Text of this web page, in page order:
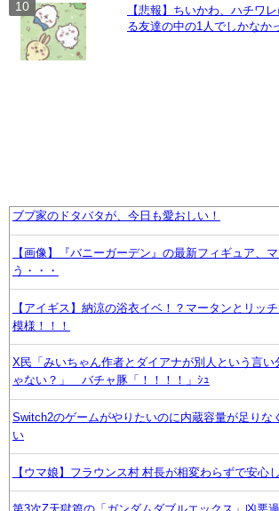
【悲報】ちいかわ、ハチワ
る友達の中の1人でしかなか
ブブ家のドタバタが、今日も愛おしい！
【画像】『バニーガーデン』の最新フィギュア、
う・・・
【アイギス】納涼の浴衣イベ！？マータンとリッ
模様！！！
X民「みいちゃん作者とダイアナが別人という言い
ゃない？」 バチャ豚「！！！！」ｼｭ
Switch2のゲームがやりたいのに内蔵容量が足りな
い
【ウマ娘】フラウンス村 村長が相変わらずで安心